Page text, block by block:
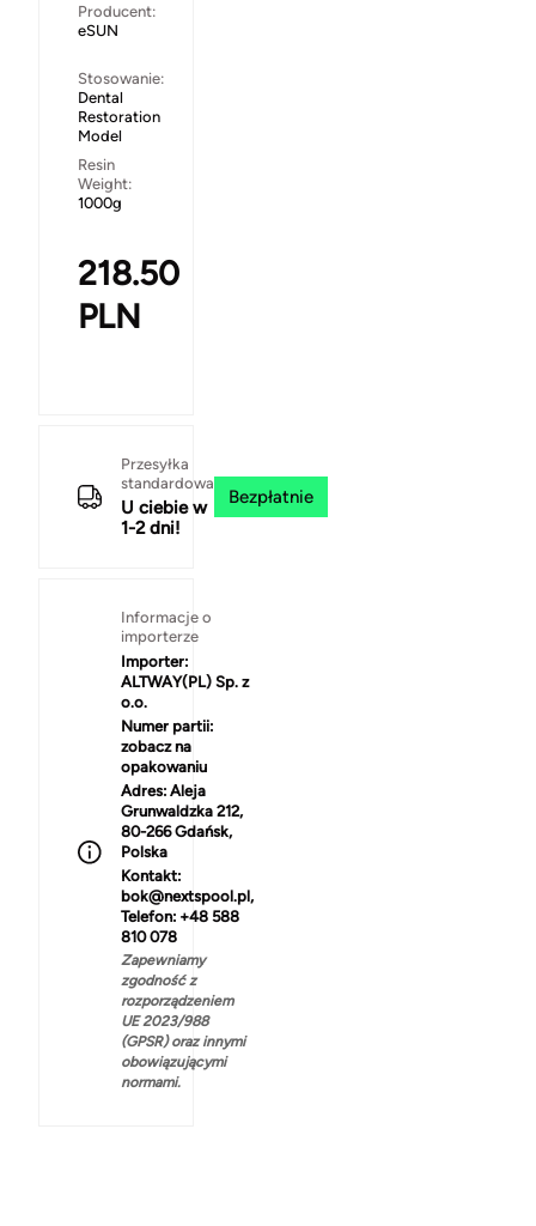
Producent:
eSUN
Stosowanie:
Dental
Restoration
Model
Resin
Weight:
1000g
218.50
PLN
Przesyłka
standardowa
U ciebie w
1-2 dni!
Bezpłatnie
Informacje o
importerze
Importer:
ALTWAY(PL) Sp. z
o.o.
Numer partii:
zobacz na
opakowaniu
Adres: Aleja
Grunwaldzka 212,
80-266 Gdańsk,
Polska
Kontakt:
bok@nextspool.pl,
Telefon: +48 588
810 078
Zapewniamy
zgodność z
rozporządzeniem
UE 2023/988
(GPSR) oraz innymi
obowiązującymi
normami.